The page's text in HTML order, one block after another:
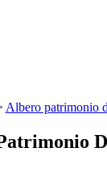
Albero patrimonio